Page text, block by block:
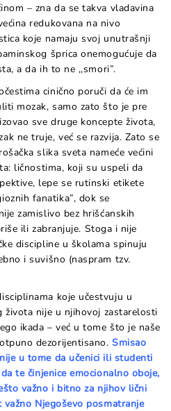
– zna da se takva vladavina
redukovana na nivo
koje namaju svoj unutrašnji
šprica onemogućuje da
a da ih to ne ,,smori”.
cinično poruči da će im
mozak, samo zato što je pre
sve druge koncepte života,
ne truje, već se razvija. Zato se
slika sveta nameće većini
ličnostima, koji su uspeli da
lepe se rutinski etikete
fanatika”, dok se
zamislivo bez hrišćanskih
ili zabranjuje. Stoga i nije
discipline u školama spinuju
i suvišno (naspram tzv.
koje učestvuju u
života nije u njihovoj zastarelosti
ikada – već u tome što je naše
dezorijentisano. Smisao
u tome da učenici ili studenti
te činjenice emocionalno oboje,
važno i bitno za njihov lični
Njegoševo posmatranje